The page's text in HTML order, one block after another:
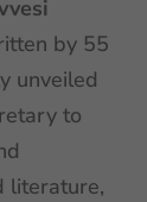
by 55
unveiled
to
literature,